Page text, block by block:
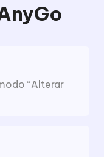
“Alterar